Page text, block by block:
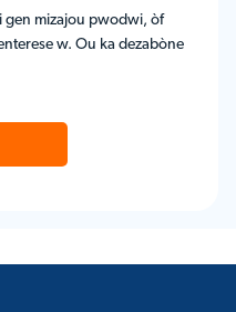
gen mizajou pwodwi, òf
w. Ou ka dezabòne